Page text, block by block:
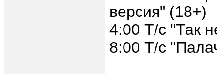
версия" (18+)
4:00 Т/с "Так
8:00 Т/с